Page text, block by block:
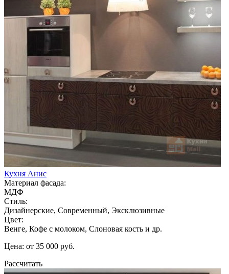
Кухня Анис
Материал фасада:
МДФ
Стиль:
Дизайнерские, Современный, Эксклюзивные
Цвет:
Венге, Кофе с молоком, Слоновая кость и др.
Цена: от 35 000 руб.
Рассчитать